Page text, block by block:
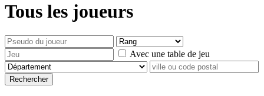
Tous les joueurs
Avec une table de jeu